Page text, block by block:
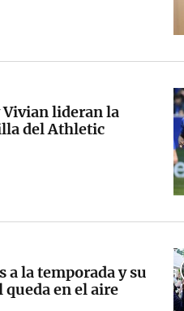
Vivian lideran la
del Athletic
a la temporada y su
en el aire